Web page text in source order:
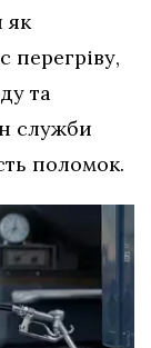
як
перегріву,
та
служби
поломок.